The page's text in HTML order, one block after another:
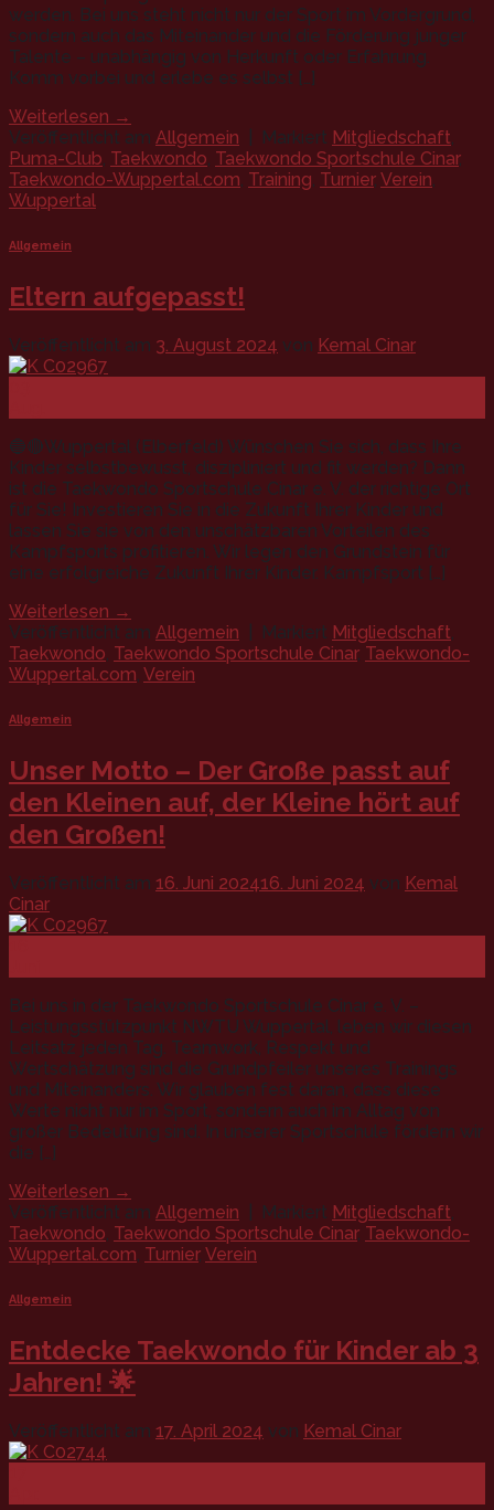
werden. Bei uns steht nicht nur der Sport im Vordergrund,
sondern auch das Miteinander und die Förderung junger
Talente – unabhängig von Herkunft oder Erfahrung.
Komm vorbei und erlebe es selbst […]
Weiterlesen →
Veröffentlicht am Allgemein Markiert Mitgliedschaft,
Puma-Club, Taekwondo, Taekwondo Sportschule Cinar,
Taekwondo-Wuppertal.com, Training, Turnier, Verein,
Wuppertal
Allgemein
Eltern aufgepasst!
Veröffentlicht am 3. August 2024 von Kemal Cinar
🔵🔴Wuppertal (Elberfeld) Wünschen Sie sich, dass Ihre
Kinder selbstbewusst, diszipliniert und fit werden? Dann
ist die Taekwondo Sportschule Cinar e. V. der richtige Ort
für Sie! Investieren Sie in die Zukunft Ihrer Kinder und
lassen Sie sie von den unschätzbaren Vorteilen des
Kampfsports profitieren. Wir legen den Grundstein für
eine erfolgreiche Zukunft Ihrer Kinder. Kampfsport […]
Weiterlesen →
Veröffentlicht am Allgemein Markiert Mitgliedschaft,
Taekwondo, Taekwondo Sportschule Cinar, Taekwondo-
Wuppertal.com, Verein
Allgemein
Unser Motto – Der Große passt auf
den Kleinen auf, der Kleine hört auf
den Großen!
Veröffentlicht am 16. Juni 202416. Juni 2024 von Kemal
Cinar
Bei uns in der Taekwondo Sportschule Cinar e. V. –
Leistungsstützpunkt NWTU Wuppertal, leben wir diesen
Leitsatz jeden Tag. Teamwork, Respekt und
Wertschätzung sind die Grundpfeiler unseres Trainings
und Miteinanders. Wir glauben fest daran, dass diese
Werte nicht nur im Sport, sondern auch im Alltag von
großer Bedeutung sind. In unserer Sportschule fördern wir
die […]
Weiterlesen →
Veröffentlicht am Allgemein Markiert Mitgliedschaft,
Taekwondo, Taekwondo Sportschule Cinar, Taekwondo-
Wuppertal.com, Turnier, Verein
Allgemein
Entdecke Taekwondo für Kinder ab 3
Jahren! 🌟
Veröffentlicht am 17. April 2024 von Kemal Cinar